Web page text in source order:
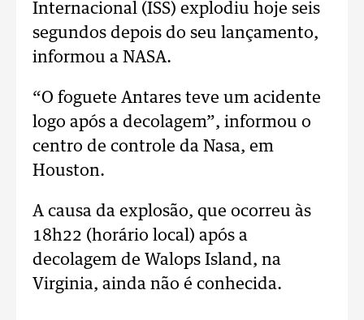
Internacional (ISS) explodiu hoje seis
segundos depois do seu lançamento,
informou a NASA.
“O foguete Antares teve um acidente
logo após a decolagem”, informou o
centro de controle da Nasa, em
Houston.
A causa da explosão, que ocorreu às
18h22 (horário local) após a
decolagem de Walops Island, na
Virginia, ainda não é conhecida.